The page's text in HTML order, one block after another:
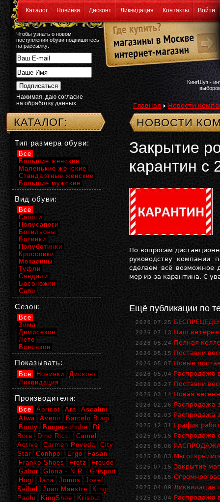
Каталог Новинки Дисконт Ликвидация Контакты Войти
Чтобы узнать о новом
поступлении обуви подпишитесь
на рассылку:
Нажимая, даю согласие
на обработку данных
КингШуз -
Главная Новости
НОВОСТИ
Закрытие
карантин c
По вопросам
руководству компании
сделаем всё возможное
мер из-за карантина. С
Ещё публикации по
2026.07.25
2026.07.13 Наш
2026.05.24 Полная
2026.05.15 Поставки
2026.05.07 Новые
2026.05.04 Распродажа
2026.03.27 Поставки
2026.03.14 Новая
2026.02.26 Распродажа
2026.02.03 Распродажа
2025.12.31 График
2025.09.15 Распродажа
2025.08.06 РАСПРОДАЖА
2025.08.03 Мы
2025.07.15 Закрытие
2025.06.15 Огромное
2025.04.09 Ликвидация
2025.03.04 Распродажа
КАТАЛОГ:
Тип размера обуви:
Все
Большие женские
Маленькие женские
Стандартные женские
Большие мужские
Вид обуви:
Все
Сапоги
Полусапоги
Ботильоны
Ботинки
Полуботинки
Кроссовки
Мокасины
Туфли
Сандали
Босоножки
Сабо
Сезон:
Все
Зима
Демисезон
Лето
Всесезон
Показывать:
Все Новинки
Дисконт
Ликвидация
Производители:
Все Abricot Ara
Ascalini
Atwa
Avenir
Barcelo Biagi
Bonty
Burgerschuhe
Di
Bora
Dino Ricci
Camel
Active
Carmen Poveda
City
Star
Conhpol Ergo
Fasan
Franko Shoes
Fretz
Freude
Gabor
Gloria - N.R.
Grisport
Hogl
Jana Jomos
Josef
Seibel
Juan Maestre
King
Paolo
KingShoe
Krisbut